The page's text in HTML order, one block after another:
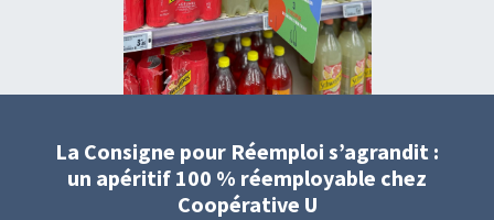
La Consigne pour Réemploi s’agrandit :
un apéritif 100 % réemployable chez
Coopérative U